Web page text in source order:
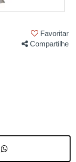
Favoritar
Compartilhe